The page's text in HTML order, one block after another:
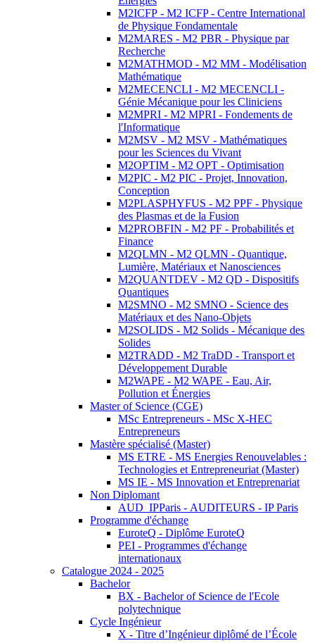
M2ICFP - M2 ICFP - Centre International
de Physique Fondamentale
M2MARES - M2 PBR - Physique par
Recherche
M2MATHMOD - M2 MM - Modélisation
Mathématique
M2MECENCLI - M2 MECENCLI -
Génie Mécanique pour les Cliniciens
M2MPRI - M2 MPRI - Fondements de
l'Informatique
M2MSV - M2 MSV - Mathématiques
pour les Sciences du Vivant
M2OPTIM - M2 OPT - Optimisation
M2PIC - M2 PIC - Projet, Innovation,
Conception
M2PLASPHYFUS - M2 PPF - Physique
des Plasmas et de la Fusion
M2PROBFIN - M2 PF - Probabilités et
Finance
M2QLMN - M2 QLMN - Quantique,
Lumière, Matériaux et Nanosciences
M2QUANTDEV - M2 QD - Dispositifs
Quantiques
M2SMNO - M2 SMNO - Science des
Matériaux et des Nano-Objets
M2SOLIDS - M2 Solids - Mécanique des
Solides
M2TRADD - M2 TraDD - Transport et
Développement Durable
M2WAPE - M2 WAPE - Eau, Air,
Pollution et Énergies
Master of Science (CGE)
MSc Entrepreneurs - MSc X-HEC
Entrepreneurs
Mastère spécialisé (Master)
MS ETRE - MS Energies Renouvelables :
Technologies et Entrepreneuriat (Master)
MS IE - MS Innovation et Entreprenariat
Non Diplomant
AUD_IPParis - AUDITEURS - IP Paris
Programme d'échange
EuroteQ - Diplôme EuroteQ
PEI - Programmes d'échange
internationaux
Catalogue 2024 - 2025
Bachelor
BX - Bachelor of Science de l'Ecole
polytechnique
Cycle Ingénieur
X - Titre d’Ingénieur diplômé de l’École